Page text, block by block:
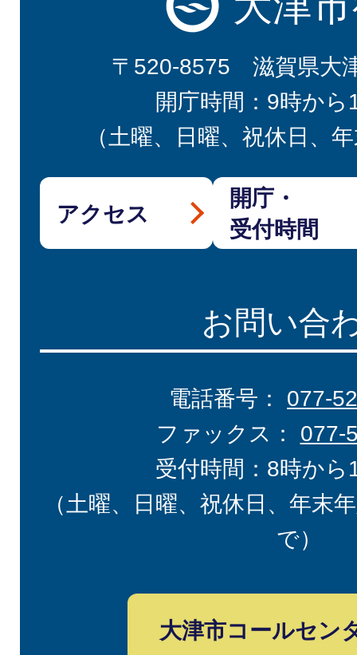
〒520-8575 滋賀県大
開庁時間：9時から
（土曜、日曜、祝休日、
アクセス
開庁・
受付時間
お問い合
電話番号： 077-
ファックス： 077-
受付時間：8時から
（土曜、日曜、祝休日、年末
で）
大津市コールセン